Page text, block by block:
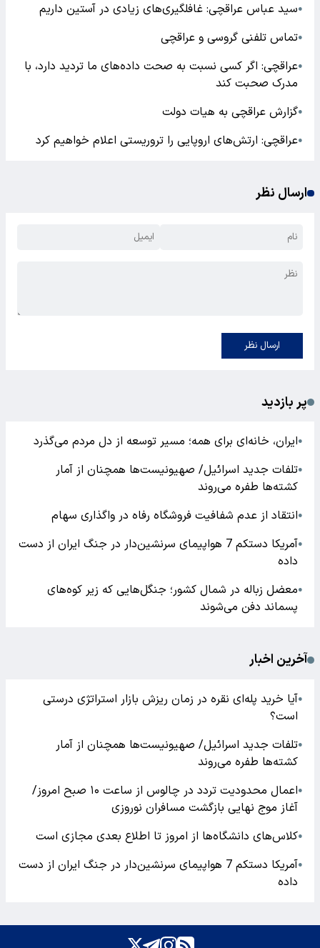
●سید عباس عراقچی: غافلگیری‌های زیادی در آستین داریم
●تماس تلفنی گروسی و عراقچی
●عراقچی: اگر کسی نسبت به صحت داده‌های ما تردید دارد، با
مدرک صحبت کند
●گزارش عراقچی به هیات دولت
●عراقچی: ارتش‌های اروپایی را تروریستی اعلام خواهیم کرد
ارسال نظر
ارسال نظر
پر بازدید
●ایران، خانه‌ای برای همه؛ مسیر توسعه از دل مردم می‌گذرد
●تلفات جدید اسرائیل/ صهیونیست‌ها همچنان از آمار
کشته‌ها طفره می‌روند
●انتقاد از عدم شفافیت فروشگاه رفاه در واگذاری سهام
●
آمریکا دستکم 7 هواپیمای سرنشین‌دار در جنگ ایران از دست
داده
●معضل زباله در شمال کشور؛ جنگل‌هایی که زیر کوه‌های
پسماند دفن می‌شوند
آخرین اخبار
●آیا خرید پله‌ای نقره در زمان ریزش بازار استراتژی درستی
است؟
●تلفات جدید اسرائیل/ صهیونیست‌ها همچنان از آمار
کشته‌ها طفره می‌روند
●
اعمال محدودیت تردد در چالوس از ساعت ۱۰ صبح امروز/
آغاز موج نهایی بازگشت مسافران نوروزی
●کلاس‌های دانشگاه‌ها از امروز تا اطلاع بعدی مجازی است
●
آمریکا دستکم 7 هواپیمای سرنشین‌دار در جنگ ایران از دست
داده